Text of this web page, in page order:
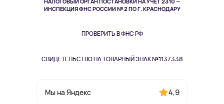
ИНСПЕКЦИЯ ФНС РОССИИ № 2 ПО Г. КРАСНОДАРУ
ПРОВЕРИТЬ В ФНС РФ
СВИДЕТЕЛЬСТВО НА ТОВАРНЫЙ ЗНАК №1137338
Мы на Яндекс 4,9
Здоровье питомцев
Одежда и аксессуары